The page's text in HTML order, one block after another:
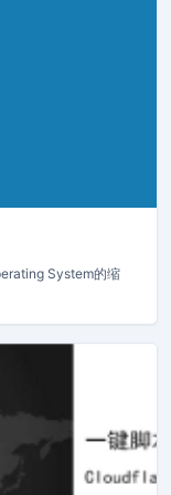
System的缩